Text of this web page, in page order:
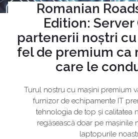
Romanian
Edition: Server
partenerii noștri
fel de premium ca
care le
Turul nostru cu mașini premium
furnizor de echipamente IT
tehnologia de top și calitatea
regăsească doar pe mașinile
laptopurile